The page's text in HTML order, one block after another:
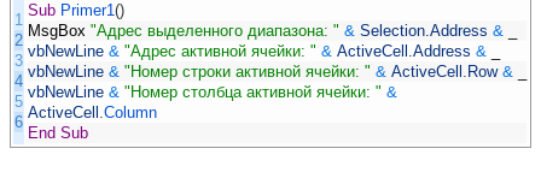
1
2
3
4
5
6
Sub Primer1()
MsgBox "Адрес выделенного диапазона: " & Selection.Address &
vbNewLine & "Адрес активной ячейки: " & ActiveCell .Address &
vbNewLine & "Номер строки активной ячейки: " & ActiveCell . Row &
vbNewLine & "Номер столбца активной ячейки: " &
ActiveCell .Column
End Sub